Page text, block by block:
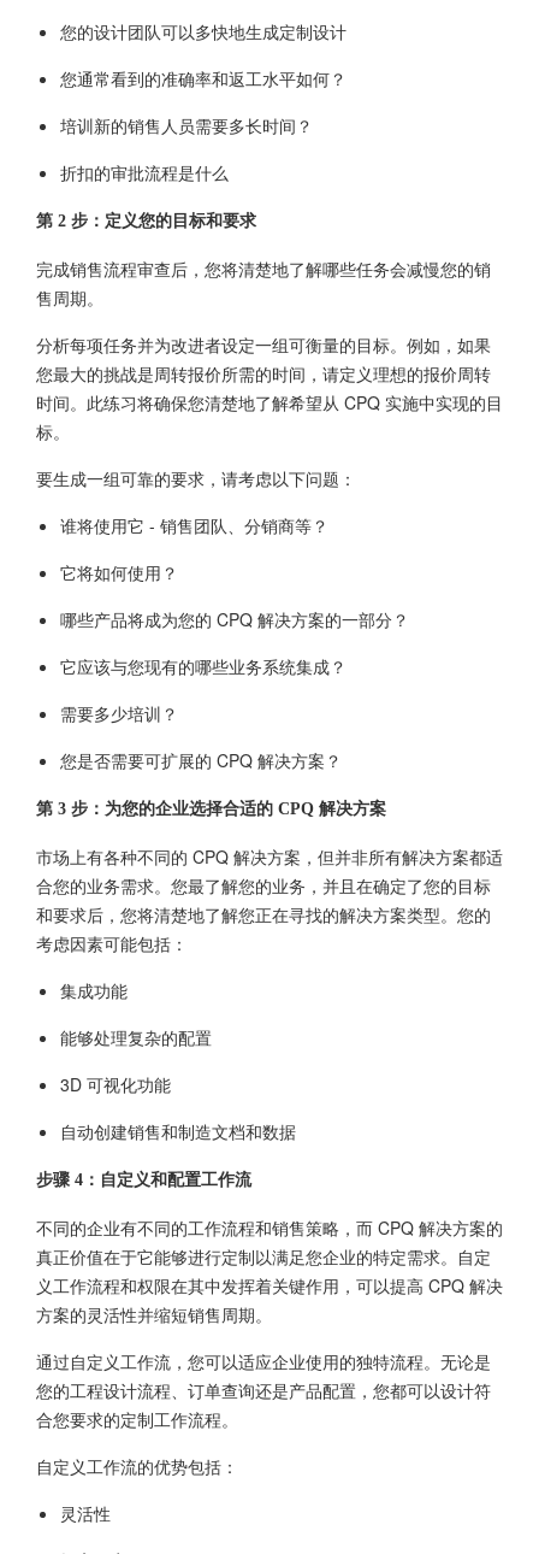
您的设计团队可以多快地生成定制设计
您通常看到的准确率和返工水平如何？
培训新的销售人员需要多长时间？
折扣的审批流程是什么
第 2 步：定义您的目标和要求
完成销售流程审查后，您将清楚地了解哪些任务会减慢您的销
售周期。
分析每项任务并为改进者设定一组可衡量的目标。例如，如果
您最大的挑战是周转报价所需的时间，请定义理想的报价周转
时间。此练习将确保您清楚地了解希望从 CPQ 实施中实现的目
标。
要生成一组可靠的要求，请考虑以下问题：
谁将使用它 - 销售团队、分销商等？
它将如何使用？
哪些产品将成为您的 CPQ 解决方案的一部分？
它应该与您现有的哪些业务系统集成？
需要多少培训？
您是否需要可扩展的 CPQ 解决方案？
第 3 步：为您的企业选择合适的 CPQ 解决方案
市场上有各种不同的 CPQ 解决方案，但并非所有解决方案都适
合您的业务需求。您最了解您的业务，并且在确定了您的目标
和要求后，您将清楚地了解您正在寻找的解决方案类型。您的
考虑因素可能包括：
集成功能
能够处理复杂的配置
3D 可视化功能
自动创建销售和制造文档和数据
步骤 4：自定义和配置工作流
不同的企业有不同的工作流程和销售策略，而 CPQ 解决方案的
真正价值在于它能够进行定制以满足您企业的特定需求。自定
义工作流程和权限在其中发挥着关键作用，可以提高 CPQ 解决
方案的灵活性并缩短销售周期。
通过自定义工作流，您可以适应企业使用的独特流程。无论是
您的工程设计流程、订单查询还是产品配置，您都可以设计符
合您要求的定制工作流程。
自定义工作流的优势包括：
灵活性